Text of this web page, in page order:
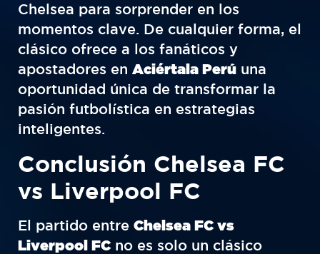
Chelsea para sorprender en los
momentos clave. De cualquier forma, el
clásico ofrece a los fanáticos y
apostadores en Aciértala Perú una
oportunidad única de transformar la
pasión futbolística en estrategias
inteligentes.
Conclusión Chelsea FC
vs Liverpool FC
El partido entre Chelsea FC vs
Liverpool FCno es solo un clásico